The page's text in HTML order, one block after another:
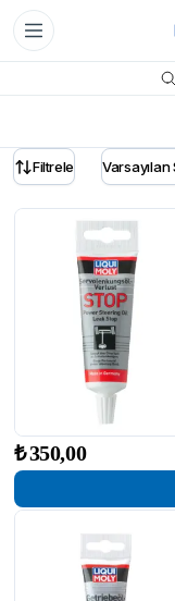
Filtrele
₺350,00